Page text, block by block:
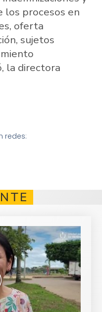
los procesos en
oferta
sujetos
la directora
redes: